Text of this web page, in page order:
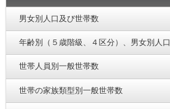
男女別人口及び世帯数
年齢別（５歳階級、４区分）、男女別人口
世帯人員別一般世帯数
世帯の家族類型別一般世帯数